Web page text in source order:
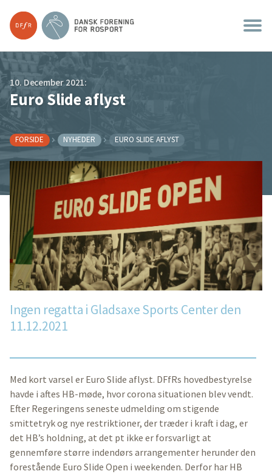
10. December 2021:
Euro Slide aflyst
FORSIDE NYHEDER EURO SLIDE AFLYST
Ingen regatta i Gladsaxe Sports Center den
11.12.2021
Med kort varsel er Euro Slide aflyst. DFfRs hovedbestyrelse
havde i aftes HB-møde, hvor corona situationen blev vendt.
Efter Regeringens seneste udmelding om stigende
smittetryk og nye restriktioner, der træder i kraft i dag, er
det HB’s holdning, at det pt ikke er forsvarligt at
gennemføre større indendørs arrangementer herunder den
forestående Euro Slide Open i weekenden. Derfor har HB